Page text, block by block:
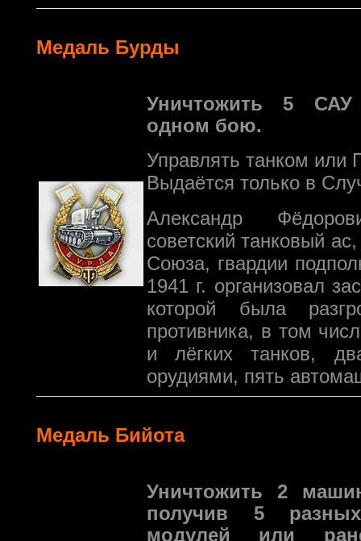
Медаль Бурды
Уничтожить 5 САУ
одном бою.
Управлять танком или
Выдаётся только в
Александр
советский танковый
Союза, гвардии
1941 г. организовал
которой была
противника, в том
и лёгких танков,
орудиями, пять
Медаль Бийота
Уничтожить 2
получив 5
модулей или